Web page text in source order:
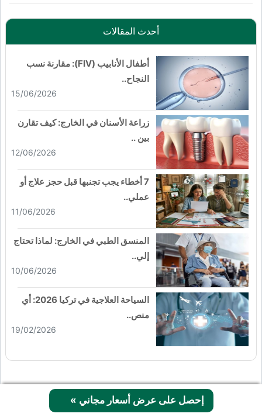
أحدث المقالات
أطفال الأنابيب (FIV): مقارنة نسب
النجاح..
15/06/2026
زراعة الأسنان في الخارج: كيف تقارن
بين ..
12/06/2026
7 أخطاء يجب تجنبها قبل حجز علاج أو
عملي..
11/06/2026
المنسق الطبي في الخارج: لماذا تحتاج
إلي..
10/06/2026
السياحة العلاجية في تركيا 2026: أي
منص..
19/02/2026
إحصل على عرض أسعار مجاني »